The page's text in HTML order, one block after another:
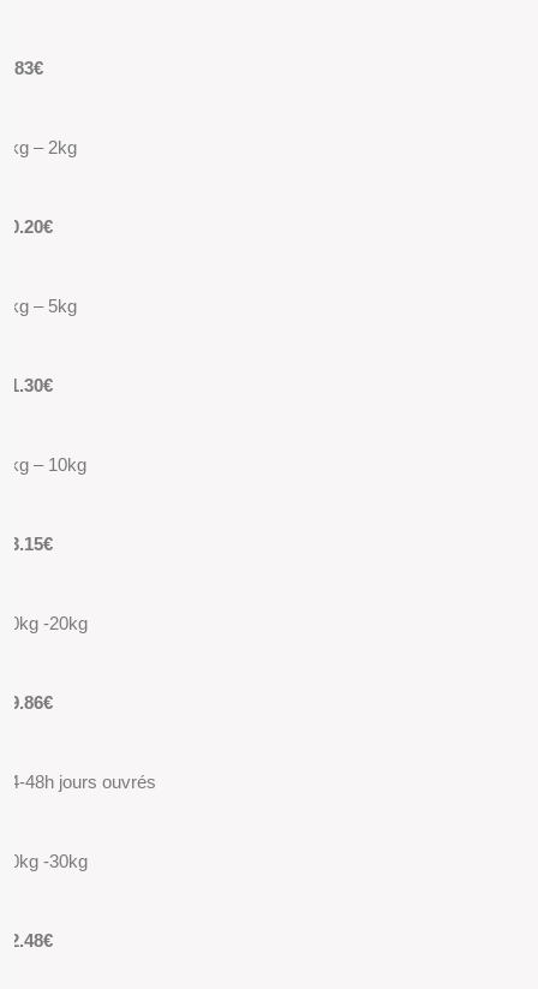
9.83€
1kg – 2kg
10.20€
2kg – 5kg
11.30€
5kg – 10kg
13.15€
10kg -20kg
19.86€
24-48h jours ouvrés
20kg -30kg
22.48€